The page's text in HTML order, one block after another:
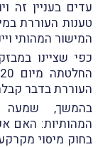
עדים בעניין זה
טענות העוררת
המישור המהותי
כפי שציינו
החלטתה מיום 18.2.2020(
העוררת בדבר
בהמשך, שמעה
המהותיות: האם
בחוק מיסוי